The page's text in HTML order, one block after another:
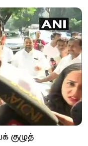
குழுத்